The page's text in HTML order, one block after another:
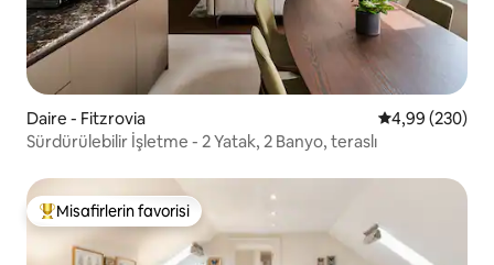
Daire - Fitzrovia 5 üzerinden
4,99 (230)
Sürdürülebilir İşletme - 2 Yatak, 2 Banyo, teraslı
Misafirlerin favorilerinden en beğenilenler arasında
Misafirlerin favorisi